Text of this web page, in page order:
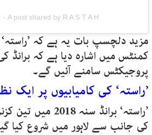
A post shared by R A S T A H - راستہ (@rastahofficial)
مزید دلچسپ بات یہ ہے کہ ’راستہ‘
کمنٹس میں اشارہ دیا ہے کہ
پروجیکٹس سامنے آئیں گے۔
’راستہ‘ کی کامیابیوں پر ایک
’راستہ‘ برانڈ
کی جانب سے لاہور میں شروع کیا